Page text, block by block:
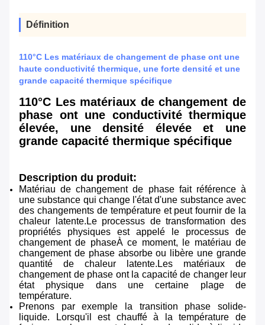
Définition
110°C Les matériaux de changement de phase ont une
haute conductivité thermique, une forte densité et une
grande capacité thermique spécifique
110°C Les matériaux de changement de
phase ont une conductivité thermique
élevée, une densité élevée et une
grande capacité thermique spécifique
Description du produit:
Matériau de changement de phase fait référence à
une substance qui change l'état d'une substance avec
des changements de température et peut fournir de la
chaleur latente.Le processus de transformation des
propriétés physiques est appelé le processus de
changement de phaseÀ ce moment, le matériau de
changement de phase absorbe ou libère une grande
quantité de chaleur latente.Les matériaux de
changement de phase ont la capacité de changer leur
état physique dans une certaine plage de
température.
Prenons par exemple la transition phase solide-
liquide. Lorsqu'il est chauffé à la température de